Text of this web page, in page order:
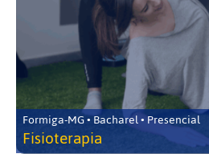
Formiga-MG • Bacharel • Presencial
Fisioterapia